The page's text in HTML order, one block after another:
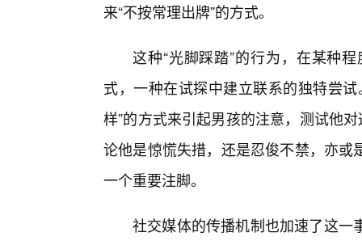
来“不按常理出牌”的方式。
这种“光脚踩踏”的行为，在某种
式，一种在试探中建立联系的独特尝
样”的方式来引起男孩的注意，测试他
论他是惊慌失措，还是忍俊不禁，亦
一个重要注脚。
社交媒体的传播机制也加速了这一